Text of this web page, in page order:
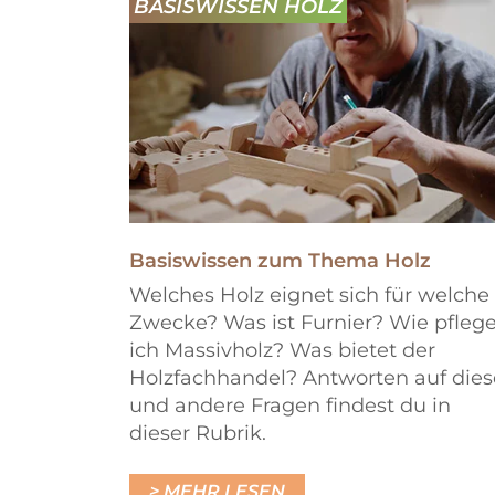
BASISWISSEN HOLZ
Basiswissen zum Thema Holz
Welches Holz eignet sich für welche
Zwecke? Was ist Furnier? Wie
ich Massivholz? Was bietet der
Holzfachhandel? Antworten auf
und andere Fragen findest du in
dieser Rubrik.